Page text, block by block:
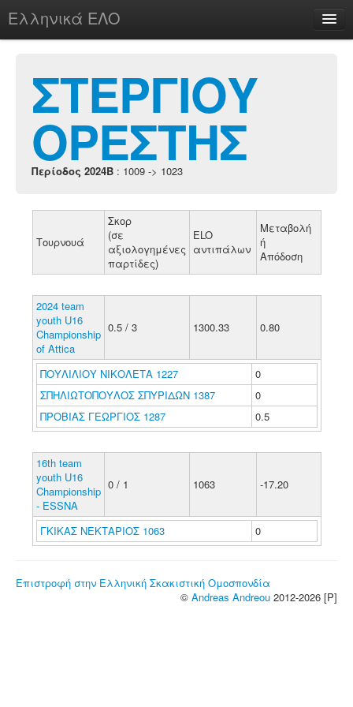
Ελληνικά ΕΛΟ
chesstu.be @ discord
Login
ΣΤΕΡΓΙΟΥ
ΟΡΕΣΤΗΣ
Περίοδος 2024B : 1009 -> 1023
Τουρνουά
Σκορ
(σε
αξιολογημένες
παρτίδες)
ELO
αντιπάλων
Μεταβολή
ή
Απόδοση
2024 team
youth U16
Championship
of Attica
0.5 / 3 1300.33 0.80
ΠΟΥΛΙΛΙΟΥ ΝΙΚΟΛΕΤΑ 1227
0
ΣΠΗΛΙΩΤΟΠΟΥΛΟΣ ΣΠΥΡΙΔΩΝ 1387
0
ΠΡΟΒΙΑΣ ΓΕΩΡΓΙΟΣ 1287
0.5
16th team
youth U16
Championship
- ESSNA
0 / 1 1063 -17.20
ΓΚΙΚΑΣ ΝΕΚΤΑΡΙΟΣ 1063 0
Επιστροφή στην Ελληνική Σκακιστική Ομοσπονδία
© Andreas Andreou 2012-2026 [P]